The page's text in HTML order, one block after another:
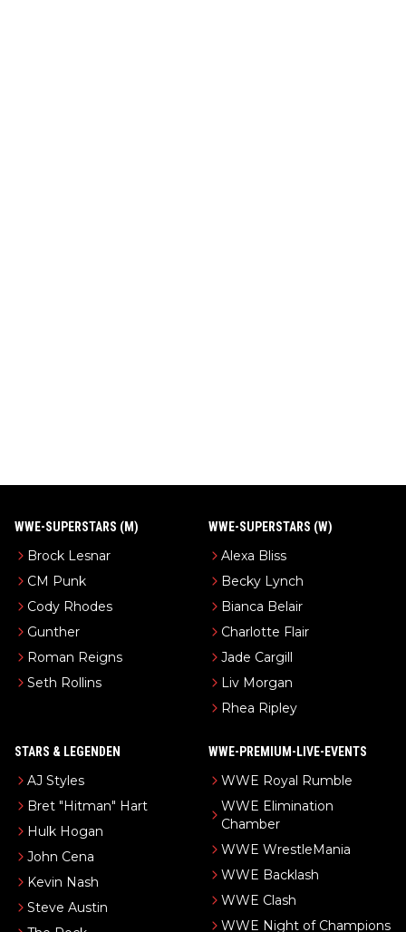
WWE-SUPERSTARS (M)
Brock Lesnar
CM Punk
Cody Rhodes
Gunther
Roman Reigns
Seth Rollins
WWE-SUPERSTARS (W)
Alexa Bliss
Becky Lynch
Bianca Belair
Charlotte Flair
Jade Cargill
Liv Morgan
Rhea Ripley
STARS & LEGENDEN
AJ Styles
Bret "Hitman" Hart
Hulk Hogan
John Cena
Kevin Nash
Steve Austin
WWE-PREMIUM-LIVE-EVENTS
WWE Royal Rumble
WWE Elimination
Chamber
WWE WrestleMania
WWE Backlash
WWE Clash
WWE Night of Champions